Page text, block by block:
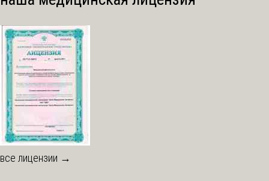
все лицензии →